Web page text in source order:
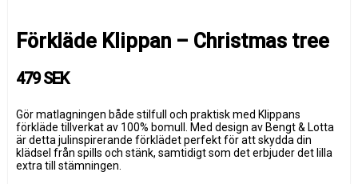
Förkläde Klippan – Christmas tree
479 SEK
Gör matlagningen både stilfull och praktisk med Klippans
förkläde tillverkat av 100% bomull. Med design av Bengt & Lotta
är detta julinspirerande förklädet perfekt för att skydda din
klädsel från spills och stänk, samtidigt som det erbjuder det lilla
extra till stämningen.